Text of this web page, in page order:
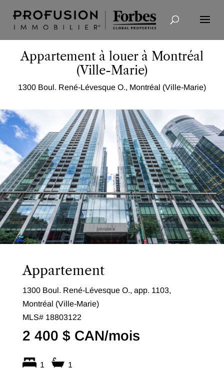
Recherche avancée
Appartement à louer à Montréal
(Ville-Marie)
1300 Boul. René-Lévesque O., Montréal (Ville-Marie)
Appartement
1300 Boul. René-Lévesque O., app. 1103,
Montréal (Ville-Marie)
MLS# 18803122
2 400 $ CAN/mois
1 1